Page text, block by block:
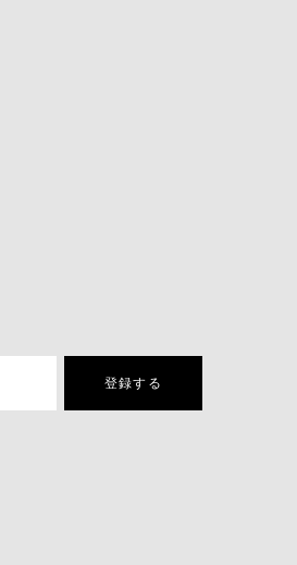
登録する